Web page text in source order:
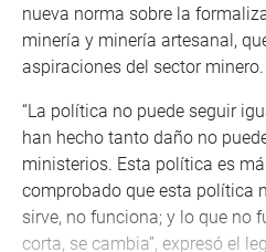
nueva norma sobre la
minería y minería artesanal,
aspiraciones del sector minero.
“La política no puede seguir
han hecho tanto daño no
ministerios. Esta política es
comprobado que esta política
sirve, no funciona; y lo que no
corta, se cambia”, expresó el